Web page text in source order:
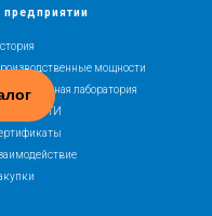
предприятии
мощности
лаборатория
РТИ